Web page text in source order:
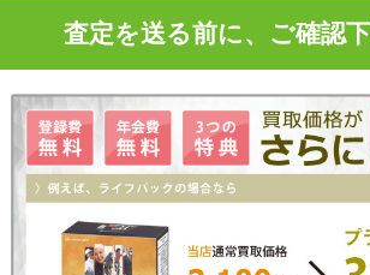
査定を送る前に、ご確認